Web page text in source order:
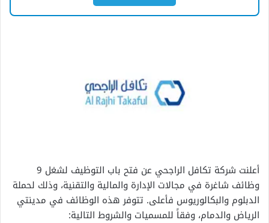
أعلنت شركة تكافل الراجحي عن فتح باب التوظيف لشغل 9
وظائف شاغرة في مجالات الإدارة والمالية والتقنية، وذلك لحملة
الدبلوم والبكالوريوس فأعلى. تتوفر هذه الوظائف في مدينتي
الرياض والدمام، وفقاً للمسميات والشروط التالية: